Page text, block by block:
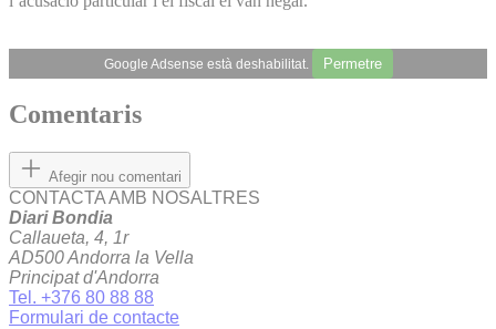
Google Adsense està deshabilitat. Permetre
Comentaris
Afegir nou comentari
CONTACTA AMB NOSALTRES
Diari Bondia
Callaueta, 4, 1r
AD500 Andorra la Vella
Principat d'Andorra
Tel. +376 80 88 88
Formulari de contacte